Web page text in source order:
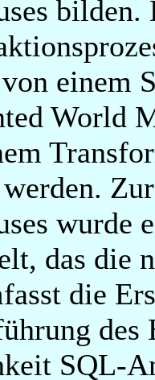
einem
World
wurde
das die
die
des
SQL-